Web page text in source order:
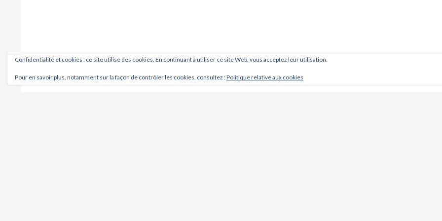
Confidentialité et cookies : ce site utilise des cookies. En continuant à utiliser ce site Web, vous acceptez leur utilisation.
Pour en savoir plus, notamment sur la façon de contrôler les cookies, consultez :Politique relative aux cookies